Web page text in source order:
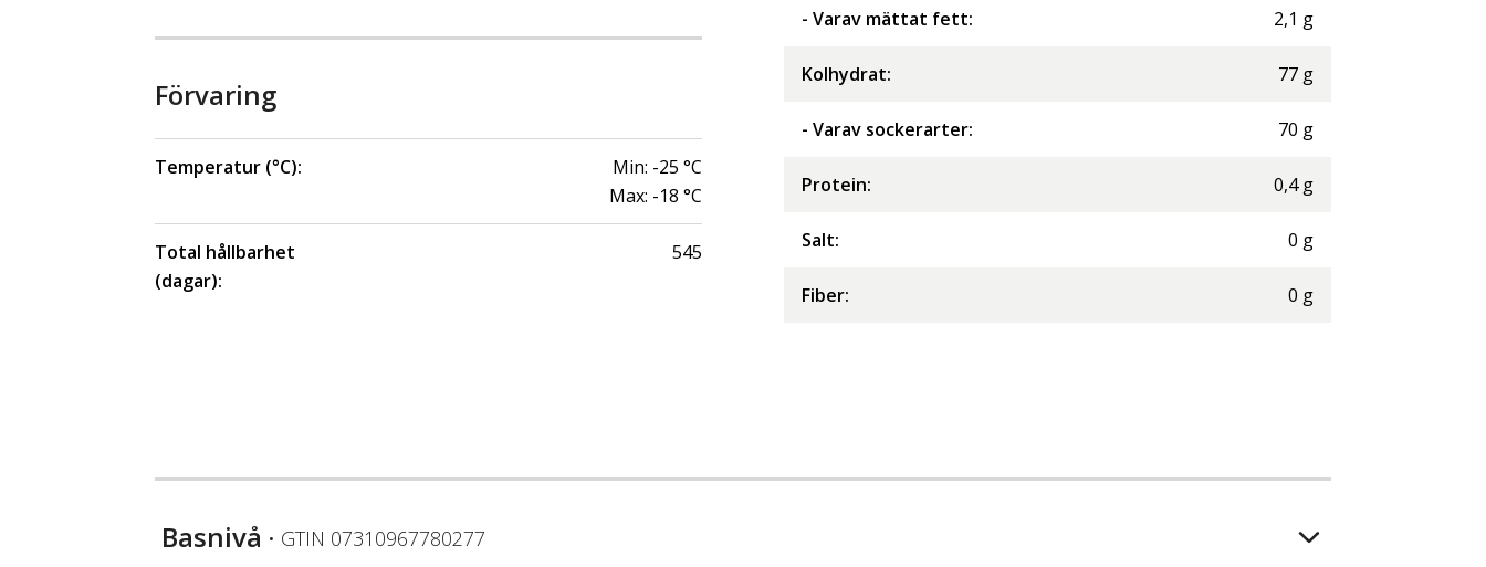
Förvaring
Temperatur (°C): Min: -25 °C
Max: -18 °C
Total hållbarhet
(dagar):
545
- Varav mättat fett: 2,1 g
Kolhydrat: 77 g
- Varav sockerarter: 70 g
Protein: 0,4 g
Salt: 0 g
Fiber: 0 g
Basnivå • GTIN 07310967780277